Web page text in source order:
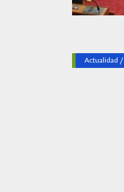
Actualidad /